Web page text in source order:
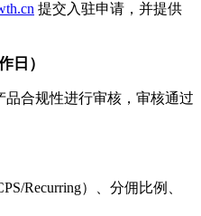
提交入驻申请，并提供
日）
合规性进行审核，审核通过
Recurring）、分佣比例、